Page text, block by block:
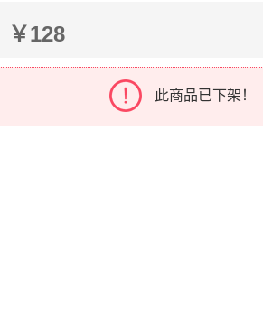
￥128
此商品已下架！